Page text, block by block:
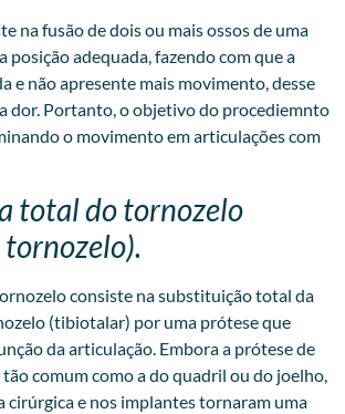
na fusão de dois ou mais ossos de uma
posição adequada, fazendo com que a
e não apresente mais movimento, desse
dor. Portanto, o objetivo do procediemnto
o movimento em articulações com
total do tornozelo
consiste na substituição total da
(tibiotalar) por uma prótese que
da articulação. Embora a prótese de
comum como a do quadril ou do joelho,
cirúrgica e nos implantes tornaram uma